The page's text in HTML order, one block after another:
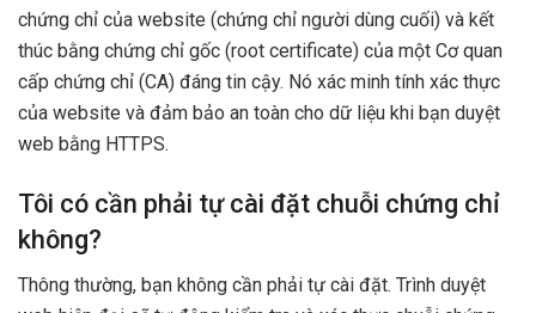
chứng chỉ của website (chứng chỉ người dùng cuối) và kết
thúc bằng chứng chỉ gốc (root certificate) của một Cơ quan
cấp chứng chỉ (CA) đáng tin cậy. Nó xác minh tính xác thực
của website và đảm bảo an toàn cho dữ liệu khi bạn duyệt
web bằng HTTPS.
Tôi có cần phải tự cài đặt chuỗi chứng chỉ
không?
Thông thường, bạn không cần phải tự cài đặt. Trình duyệt